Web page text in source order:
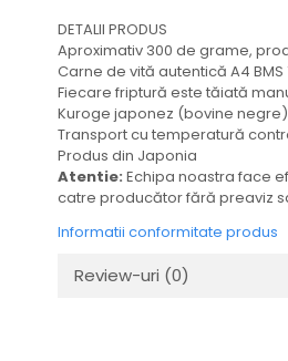
DETALII PRODUS
Aproximativ 300 de grame,
Carne de vită autentică A4 BMS
Fiecare friptură este tăiată
Kuroge japonez (bovine negre)
Transport cu temperatură
Produs din Japonia
Atentie: Echipa noastra face
catre producător fără preaviz
Informatii conformitate produs
Review-uri (0)